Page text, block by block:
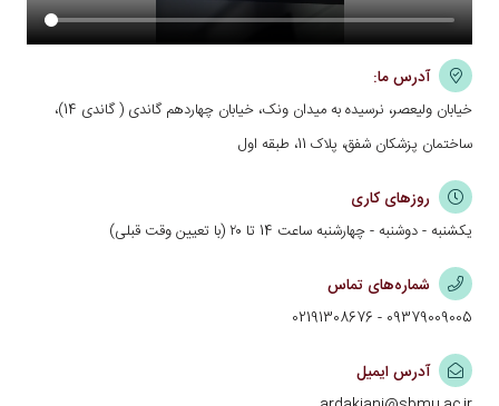
آدرس ما:
خیابان ولیعصر، نرسیده به میدان ونک، خیابان چهاردهم گاندی ( گاندی 14)،
ساختمان پزشکان شفق، پلاک 11، طبقه اول
روزهای کاری
یکشنبه - دوشنبه - چهارشنبه ساعت 14 تا ۲۰ (با تعیین وقت قبلی)
شماره‌های تماس
09379009005
-
02191308676
آدرس ایمیل